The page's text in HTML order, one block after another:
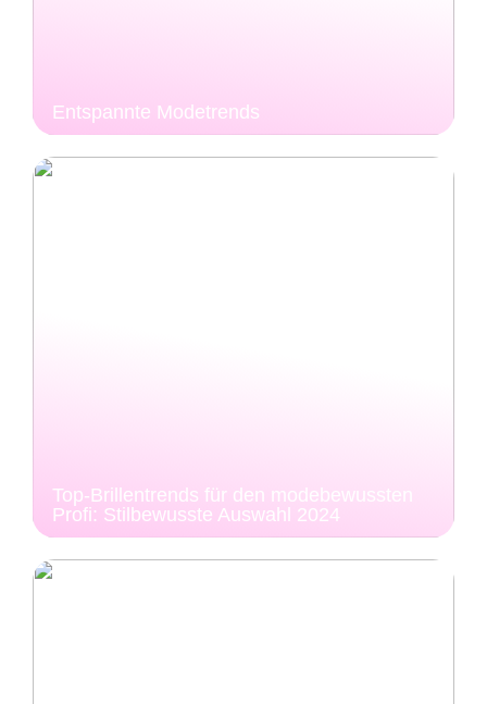
Entspannte Modetrends
Top-Brillentrends für den modebewussten
Profi: Stilbewusste Auswahl 2024